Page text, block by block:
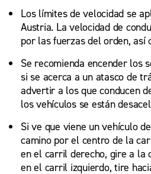
Los límites de velocidad se
Austria. La velocidad de
por las fuerzas del orden, así
Se recomienda encender los
si se acerca a un atasco de
advertir a los que conducen
los vehículos se están
Si ve que viene un vehículo
camino por el centro de la
en el carril derecho, gire a la
en el carril izquierdo, tire